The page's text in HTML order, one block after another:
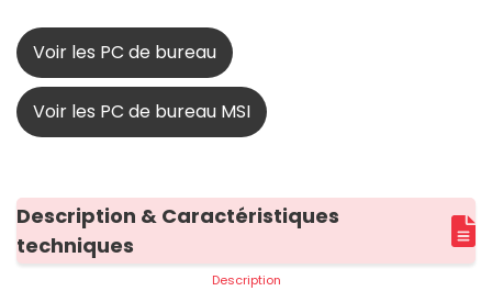
Voir les PC de bureau
Voir les PC de bureau MSI
Description & Caractéristiques
techniques
Description